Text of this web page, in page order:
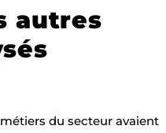
autres
du secteur avaient